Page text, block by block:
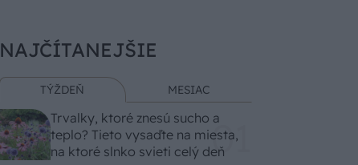
NAJČÍTANEJŠIE
TÝŽDEŇ MESIAC
Trvalky, ktoré znesú sucho a
teplo? Tieto vysaďte na miesta,
na ktoré slnko svieti celý deň